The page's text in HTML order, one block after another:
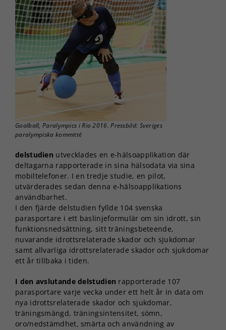
Goalball, Paralympics i Rio 2016. Pressbild: Sveriges
paralympiska kommitté
delstudien utvecklades en e-hälsoapplikation där
deltagarna rapporterade in sina hälsodata via sina
mobiltelefoner. I en tredje studie, en pilot,
utvärderades sedan denna e-hälsoapplikations
användbarhet.
I den fjärde delstudien fyllde 104 svenska
parasportare i ett baslinjeformulär om sin idrott, sin
funktionsnedsättning, sitt träningsbeteende,
nuvarande idrottsrelaterade skador och sjukdomar
samt allvarliga idrottsrelaterade skador och sjukdomar
ett år tillbaka i tiden.
I den avslutande delstudien rapporterade 107
parasportare varje vecka under ett helt år in data om
nya idrottsrelaterade skador och sjukdomar,
träningsmängd, träningsintensitet, sömn,
oro/nedstämdhet, smärta och användning av